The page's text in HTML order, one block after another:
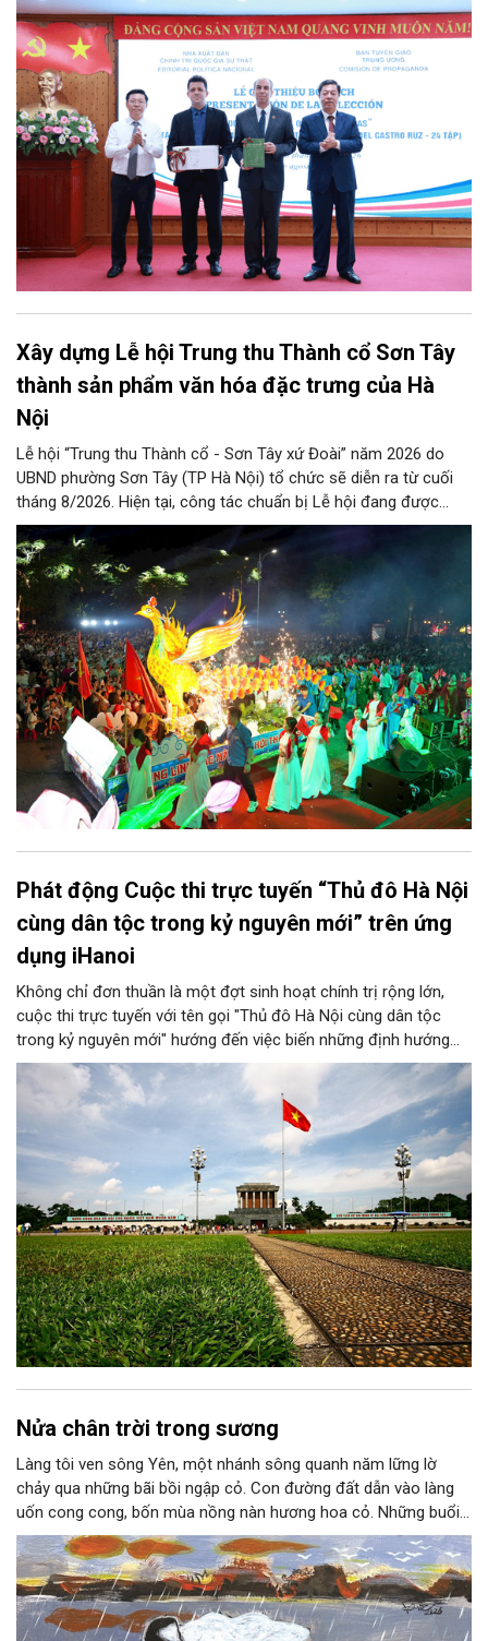
Nhà xuất bản Chính trị quốc gia Sự thật phối hợp với Ban Tuyên
giáo Trung ương tổ chức Lễ giới thiệu bộ sách “Tuyển tập các
tác phẩm chọn lọc của Tổng Tư lệnh Fidel Castro Ruz” gồm 24
tập bằng tiếng Tây Ban Nha.
Xây dựng Lễ hội Trung thu Thành cổ Sơn Tây
thành sản phẩm văn hóa đặc trưng của Hà
Nội
Lễ hội “Trung thu Thành cổ - Sơn Tây xứ Đoài” năm 2026 do
UBND phường Sơn Tây (TP Hà Nội) tổ chức sẽ diễn ra từ cuối
tháng 8/2026. Hiện tại, công tác chuẩn bị Lễ hội đang được
chính quyền phường Sơn Tây cùng các phòng, ban, ngành, đơn
vị và 25 tổ dân phố khẩn trương triển khai, tạo khí thế sôi nổi,
sẵn sàng mang đến cho Nhân dân và du khách một mùa Trung
thu quy mô, đặc sắc và giàu bản sắc văn hóa xứ Đoài.
Phát động Cuộc thi trực tuyến “Thủ đô Hà Nội
cùng dân tộc trong kỷ nguyên mới” trên ứng
dụng iHanoi
Không chỉ đơn thuần là một đợt sinh hoạt chính trị rộng lớn,
cuộc thi trực tuyến với tên gọi "Thủ đô Hà Nội cùng dân tộc
trong kỷ nguyên mới" hướng đến việc biến những định hướng
chiến lược trong Nghị quyết số 02-NQ/TW của Bộ Chính trị
thành niềm tin, thành nhận thức chung của mỗi người dân.
Nửa chân trời trong sương
Làng tôi ven sông Yên, một nhánh sông quanh năm lững lờ
chảy qua những bãi bồi ngập cỏ. Con đường đất dẫn vào làng
uốn cong cong, bốn mùa nồng nàn hương hoa cỏ. Những buổi
hoàng hôn, khi nắng đã dịu xuống phía cuối sông, đám hoa tím
lại thẫm màu như có ai vừa rắc lên một lớp khói.